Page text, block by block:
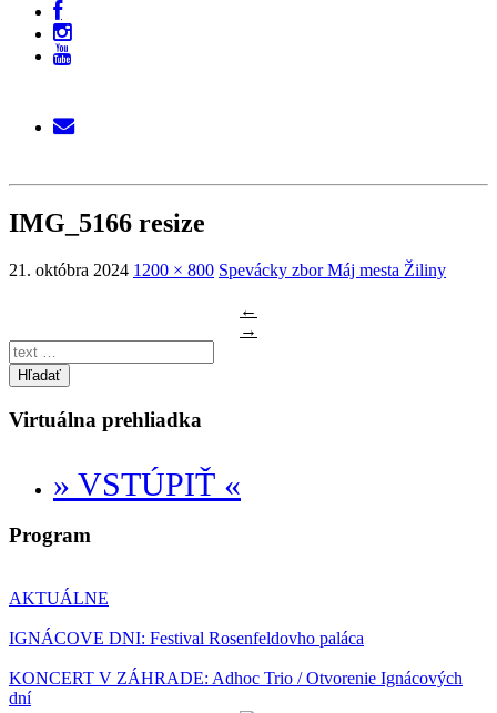
IMG_5166 resize
21. októbra 2024 1200 × 800 Spevácky zbor Máj mesta Žiliny
←
→
Hľadať
Virtuálna prehliadka
» VSTÚPIŤ «
Program
AKTUÁLNE
IGNÁCOVE DNI: Festival Rosenfeldovho paláca
KONCERT V ZÁHRADE: Adhoc Trio / Otvorenie Ignácových
dní